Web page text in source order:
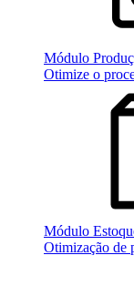
Módulo
Otimize o
Módulo
Otimização de